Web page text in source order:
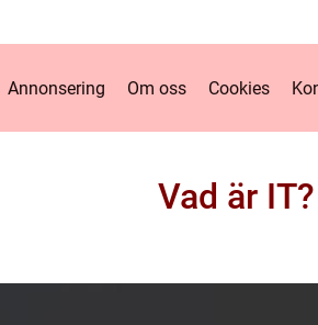
Annonsering Om oss Cookies
Vad är IT?